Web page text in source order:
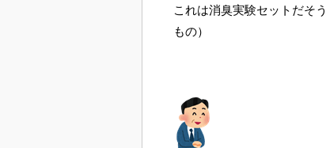
これは消臭実験セットだそ
もの）